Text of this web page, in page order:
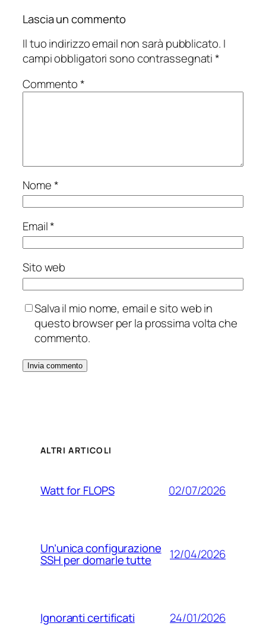
Lascia un commento
Il tuo indirizzo email non sarà pubblicato. I
campi obbligatori sono contrassegnati*
Commento*
Nome*
Email*
Sito web
Salva il mio nome, email e sito web in
questo browser per la prossima volta che
commento.
ALTRI ARTICOLI
Watt for FLOPS 02/07/2026
Un’unica configurazione
SSH per domarle tutte 12/04/2026
Ignoranti certificati 24/01/2026